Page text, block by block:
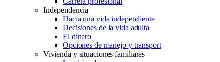
Independencia
Hacia una vida independiente
Decisiones de la vida adulta
El dinero
Opciones de manejo y transport
Vivienda y situaciones familiares